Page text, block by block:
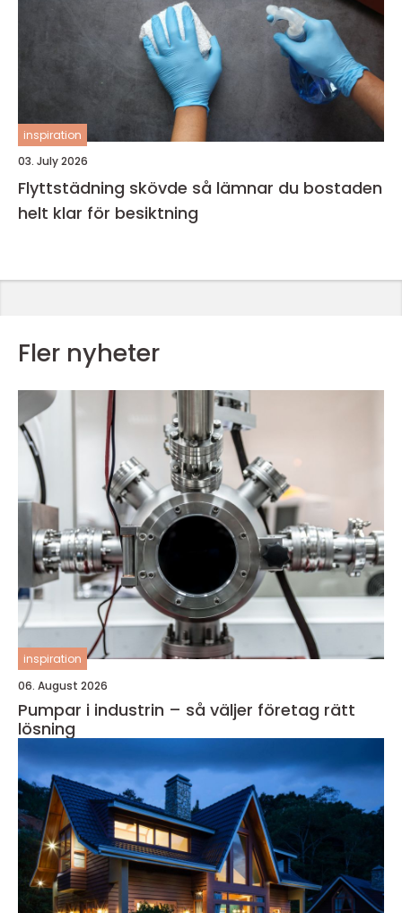
inspiration
03. July 2026
Flyttstädning skövde så lämnar du bostaden
helt klar för besiktning
Fler nyheter
inspiration
06. August 2026
Pumpar i industrin – så väljer företag rätt
lösning